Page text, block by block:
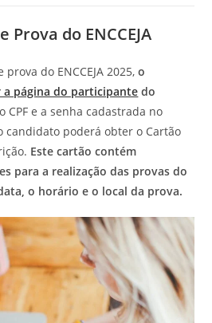
Prova do ENCCEJA
do ENCCEJA 2025,o
a página do participante do
CPF e a senha cadastrada no
candidato poderá obter o Cartão
Este cartão contém
para a realização das provas do
data, o horário e o local da prova.